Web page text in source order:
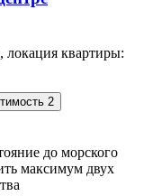
локация квартиры:
2
до морского
максимум двух